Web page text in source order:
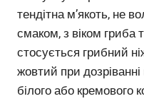
тендітна м’якоть, не
смаком, з віком гриба
стосується грибний
жовтий при
білого або кремового